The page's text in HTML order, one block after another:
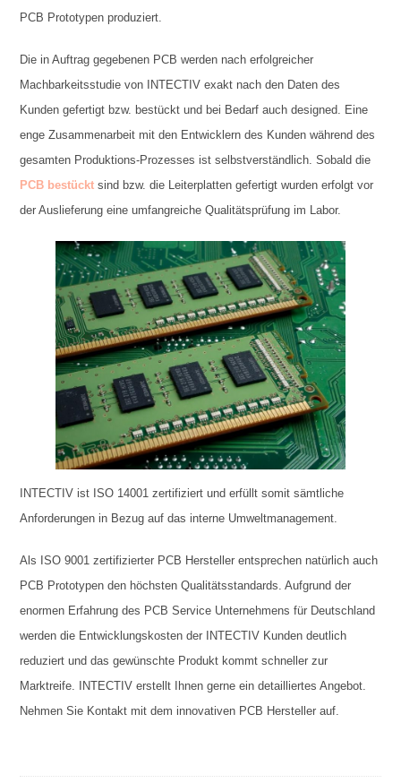
PCB Prototypen produziert.
Die in Auftrag gegebenen PCB werden nach erfolgreicher
Machbarkeitsstudie von INTECTIV exakt nach den Daten des
Kunden gefertigt bzw. bestückt und bei Bedarf auch designed. Eine
enge Zusammenarbeit mit den Entwicklern des Kunden während des
gesamten Produktions-Prozesses ist selbstverständlich. Sobald die
PCB bestückt sind bzw. die Leiterplatten gefertigt wurden erfolgt vor
der Auslieferung eine umfangreiche Qualitätsprüfung im Labor.
INTECTIV ist ISO 14001 zertifiziert und erfüllt somit sämtliche
Anforderungen in Bezug auf das interne Umweltmanagement.
Als ISO 9001 zertifizierter PCB Hersteller entsprechen natürlich auch
PCB Prototypen den höchsten Qualitätsstandards. Aufgrund der
enormen Erfahrung des PCB Service Unternehmens für Deutschland
werden die Entwicklungskosten der INTECTIV Kunden deutlich
reduziert und das gewünschte Produkt kommt schneller zur
Marktreife. INTECTIV erstellt Ihnen gerne ein detailliertes Angebot.
Nehmen Sie Kontakt mit dem innovativen PCB Hersteller auf.